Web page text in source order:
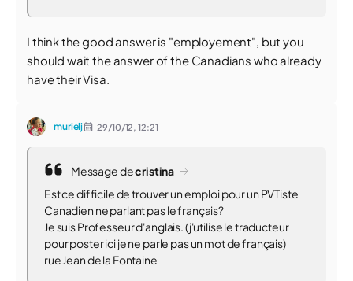
I think the good answer is "employement", but you
should wait the answer of the Canadians who already
have their Visa.
murielj 29/10/12,12:21
Message decristina
Est ce difficile de trouver un emploi pour un PVTiste
Canadien ne parlant pas le français?
Je suis Professeur d'anglais. (j'utilise le traducteur
pour poster ici je ne parle pas un mot de français)
rue Jean de la Fontaine